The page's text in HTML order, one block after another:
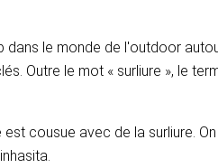
le monde de l'outdoor
Outre le mot « surliure », le
cousue avec de la surliure.